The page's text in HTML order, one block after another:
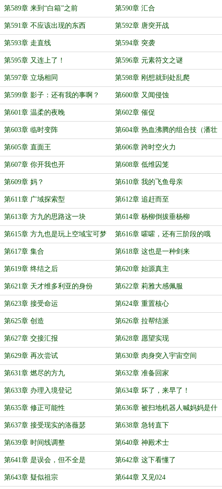
第589章 来到“白箱”之前 第590章 汇合
第591章 不应该出现的东西 第592章 唐突开战
第593章 走直线 第594章 突袭
第595章 又连上了！ 第596章 元素符文之谜
第597章 立场相同 第598章 刚想就到处乱爬
第599章 影子：还有我的事啊？ 第600章 又闻侵蚀
第601章 温柔的夜晚 第602章 催促
第603章 临时变阵 第604章 热血沸腾的组合技（潘壮
版）
第605章 直面王 第606章 跨时空火力
第607章 你开我也开 第608章 低维囚笼
第609章 妈？ 第610章 我的飞鱼母亲
第611章 广域探索型 第612章 追赶而至
第613章 方九的思路这一块 第614章 杨柳倒拔垂杨柳
第615章 方九也是玩上空域宝可梦
了……
第616章 嚯嚯，还有三阶段的哦
第617章 集合 第618章 这也是一种剑来
第619章 终结之后 第620章 始源真主
第621章 天才维多利亚的身份 第622章 莉雅大感佩服
第623章 接受命运 第624章 重置核心
第625章 创造 第626章 拉帮结派
第627章 交接汇报 第628章 愿望实现
第629章 再次尝试 第630章 肉身突入宇宙空间
第631章 燃尽的方九 第632章 准备回家
第633章 办理入境登记 第634章 坏了，来早了！
第635章 修正可能性 第636章 被扫地机器人喊妈妈是什
么体验
第637章 接受现实的洛薇瑟 第638章 急转直下
第639章 时间线调整 第640章 神殿术士
第641章 是误会，但不全是 第642章 这下看懂了
第643章 疑似祖宗 第644章 又见024